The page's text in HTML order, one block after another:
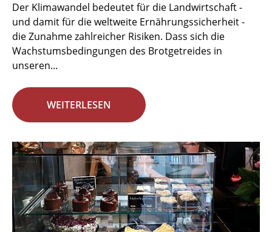
Der Klimawandel bedeutet für die Landwirtschaft -
und damit für die weltweite Ernährungssicherheit -
die Zunahme zahlreicher Risiken. Dass sich die
Wachstumsbedingungen des Brotgetreides in
unseren...
WEITERLESEN